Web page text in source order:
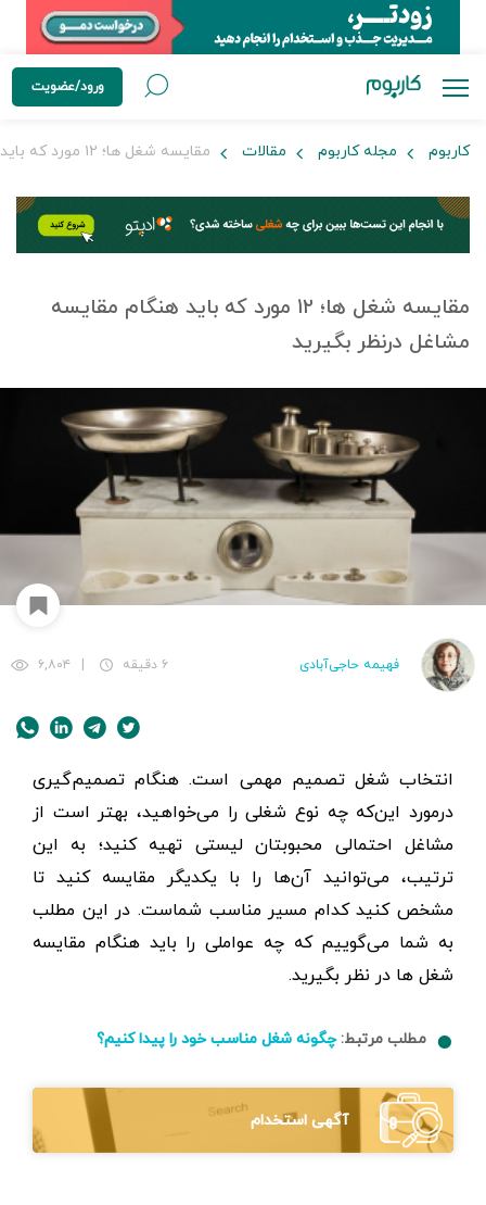
ورود/عضویت
کاربوم مجله کاربوم مقالات مقایسه شغل ها؛ ۱۲ مورد که باید هنگام مقایسه مشاغل در‌نظر بگیرید
مقایسه شغل ها؛ ۱۲ مورد که باید هنگام مقایسه
مشاغل در‌نظر بگیرید
فهیمه حاجی‌آبادی ۶ دقیقه ۶,۸۰۴
انتخاب شغل تصمیم مهمی است. هنگام تصمیم‌گیری
درمورد این‌که چه نوع شغلی را می‌خواهید، بهتر است از
مشاغل احتمالی محبوبتان لیستی تهیه کنید؛ به این
ترتیب، می‌توانید آن‌ها را با یکدیگر مقایسه کنید تا
مشخص کنید کدام مسیر مناسب شماست. در این مطلب
به شما می‌گوییم که چه عواملی را باید هنگام مقایسه
شغل ها در نظر بگیرید.
مطلب مرتبط:چگونه شغل مناسب خود را پیدا کنیم؟
آگهی استخدام